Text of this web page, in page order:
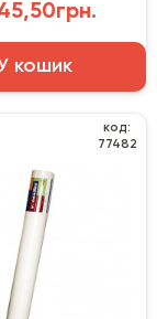
кошик
код:
77482